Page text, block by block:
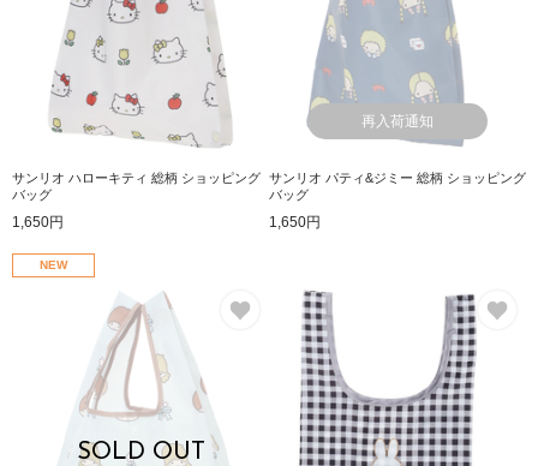
サンリオ ハローキティ 総柄 ショッピング
バッグ
1,650円
再入荷通知
サンリオ パティ&ジミー 総柄 ショッピング
バッグ
1,650円
NEW
お気に入り
SOLD OUT